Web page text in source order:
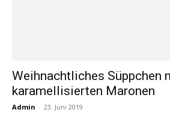
Weihnachtliches Süppchen
karamellisierten Maronen
Admin - 23. Juni 2019